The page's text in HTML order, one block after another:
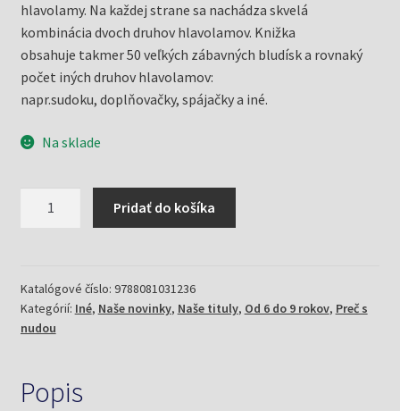
hlavolamy. Na každej strane sa nachádza skvelá
kombinácia dvoch druhov hlavolamov. Knižka
obsahuje takmer 50 veľkých zábavných bludísk a rovnaký
počet iných druhov hlavolamov:
napr.sudoku, doplňovačky, spájačky a iné.
Na sklade
hlavolamy
2
(Mlčochová,
R.)
Pridať do košíka
Katalógové číslo: 9788081031236
Kategórií: Iné, Naše novinky, Naše tituly, Od 6 do 9 rokov, Preč s
nudou
Popis